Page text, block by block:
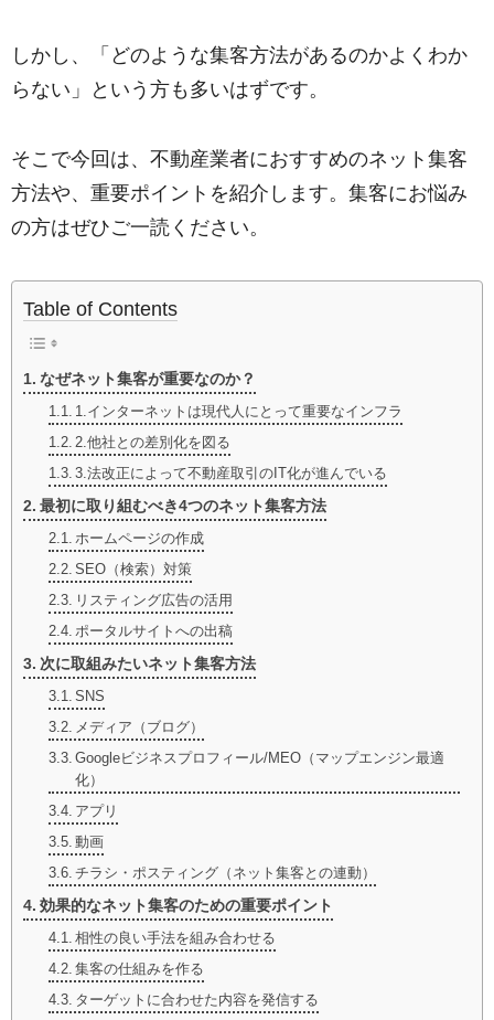
しかし、「どのような集客方法があるのかよくわか
らない」という方も多いはずです。
そこで今回は、不動産業者におすすめのネット集客
方法や、重要ポイントを紹介します。集客にお悩み
の方はぜひご一読ください。
Table of Contents
なぜネット集客が重要なのか？
1.インターネットは現代人にとって重要なインフラ
2.他社との差別化を図る
3.法改正によって不動産取引のIT化が進んでいる
最初に取り組むべき4つのネット集客方法
ホームページの作成
SEO（検索）対策
リスティング広告の活用
ポータルサイトへの出稿
次に取組みたいネット集客方法
SNS
メディア（ブログ）
Googleビジネスプロフィール/MEO（マップエンジン最適
化）
アプリ
動画
チラシ・ポスティング（ネット集客との連動）
効果的なネット集客のための重要ポイント
相性の良い手法を組み合わせる
集客の仕組みを作る
ターゲットに合わせた内容を発信する